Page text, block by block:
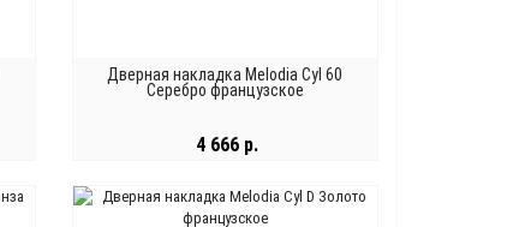
Дверная накладка Melodia Cyl 60
Серебро французское
4 666 р.
В КОРЗИНУ